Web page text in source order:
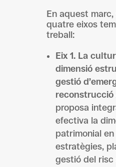
En aquest marc,
quatre eixos
treball:
Eix 1. La
dimensió
gestió
reconstrucció
proposa
efectiva la
patrimonial en
estratègies,
gestió del risc